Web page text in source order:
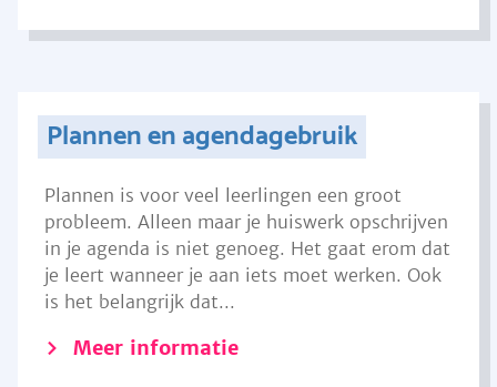
Plannen en agendagebruik
Plannen is voor veel leerlingen een groot
probleem. Alleen maar je huiswerk opschrijven
in je agenda is niet genoeg. Het gaat erom dat
je leert wanneer je aan iets moet werken. Ook
is het belangrijk dat...
Meer informatie